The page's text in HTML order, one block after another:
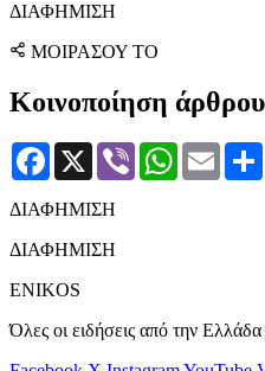
ΔΙΑΦΗΜΙΣΗ
ΜΟΙΡΑΣΟΥ ΤΟ
Κοινοποίηση άρθρου
Facebook
X Viber WhatsApp
Email
ΔΙΑΦΗΜΙΣΗ
ΔΙΑΦΗΜΙΣΗ
ENIKOS
Όλες οι ειδήσεις από την